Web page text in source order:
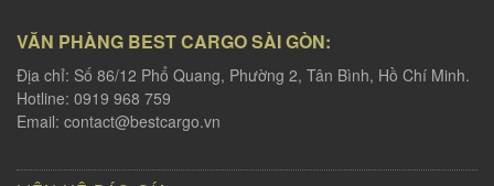
VĂN PHÀNG BEST CARGO SÀI GÒN:
Địa chỉ: Số 86/12 Phổ Quang, Phường 2, Tân Bình, Hồ Chí Minh.
Hotline: 0919 968 759
Email: contact@bestcargo.vn